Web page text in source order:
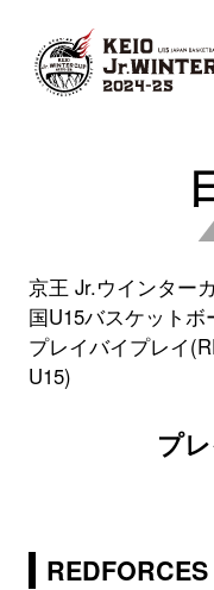
京王 Jr.ウインター
国U15バスケット
プレイバイプレイ
U15)
プ